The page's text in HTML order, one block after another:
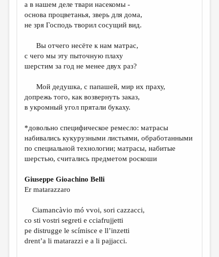
ДАЙДЖЕСТ
ПРОИЗВЕДЕНИЯ
КОНКУРСЫ
КНИЖНАЯ ПОЛКА
ОБЗОР ЛИТЕРАТУРЫ
СТРАНИЦЫ ПАМЯТИ
ОБЪЯВЛЕНИЯ
КОЛОНКА РЕДАКТОРА
РЕДКОЛЛЕГИЯ
МАЛАЯ ПРОЗА
ЭССЕИСТИКА
а в нашем деле твари насекомы -
основа процветанья, зверь для дома,
не зря Господь творил сосущий вид.
Вы отчего несёте к нам матрас,
с чего мы эту пыточную плаху
шерстим за год не менее двух раз?
Мой дедушка, с папашей, мир их праху,
допрежь того, как возвернуть заказ,
в укромный угол прятали букаху.
*довольно специфическое ремесло: матрасы
набивались кукурузными листьями, обработанными
по специальной технологии; матрасы, набитые
шерстью, считались предметом роскоши
Giuseppe Gioachino Belli
Er matarazzaro
Ciamancàvio mó vvoi, sori cazzacci,
co sti vostri segreti e cciafrujjetti
pe distrugge le scímisce e ll’inzetti
drent’a li matarazzi e a li pajjacci.